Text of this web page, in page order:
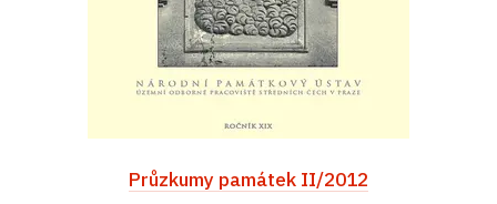
Průzkumy památek II/2012